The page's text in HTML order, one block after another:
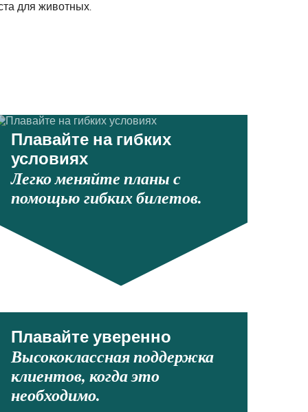
для животных.
Плавайте на гибких
условиях
Легко меняйте планы с
помощью гибких билетов.
Плавайте уверенно
Высококлассная поддержка
клиентов, когда это
необходимо.